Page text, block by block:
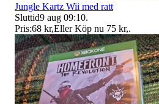
Jungle Kartz Wii med ratt
Sluttid9 aug 09:10.
Pris:68 kr,Eller Köp nu 75 kr,.